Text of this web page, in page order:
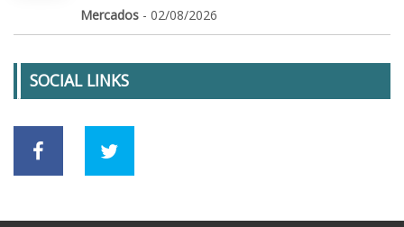
Mercados - 02/08/2026
SOCIAL LINKS